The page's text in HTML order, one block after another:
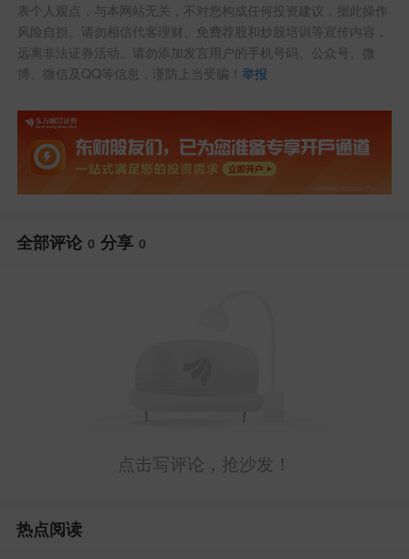
表个人观点，与本网站无关，不对您构成任何投资建议，据此操作
风险自担。请勿相信代客理财、免费荐股和炒股培训等宣传内容，
远离非法证券活动。请勿添加发言用户的手机号码、公众号、微
博、微信及QQ等信息，谨防上当受骗！举报
全部评论 0 分享 0
点击写评论，抢沙发！
热点阅读